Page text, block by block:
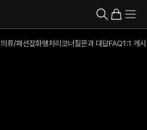
의류/패션잡화땡처리코너 질문과 대답FAQ1:1 게